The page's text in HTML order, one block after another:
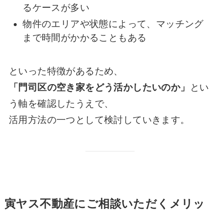
るケースが多い
物件のエリアや状態によって、マッチング
まで時間がかかることもある
といった特徴があるため、
「門司区の空き家をどう活かしたいのか」
とい
う軸を確認したうえで、
活用方法の一つとして検討していきます。
寅ヤス不動産にご相談いただくメリッ